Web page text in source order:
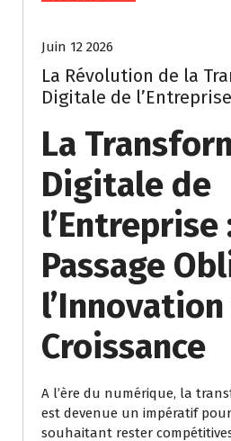
Juin 12 2026
La Révolution de la
Digitale de l’Entreprise
La
Digitale de
l’Entreprise
Passage
Croissance
A l’ère du numérique, la
est devenue un impératif
souhaitant rester